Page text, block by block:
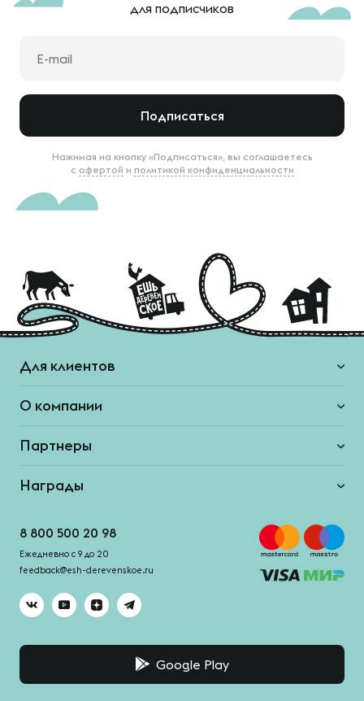
для подписчиков
Подписаться
Нажимая на кнопку «Подписаться», вы соглашаетесь
с офертой и политикой конфиденциальности
Для клиентов
О компании
Партнеры
Награды
8 800 500 20 98
Ежедневно с 9 до 20
feedback@esh-derevenskoe.ru
Google Play